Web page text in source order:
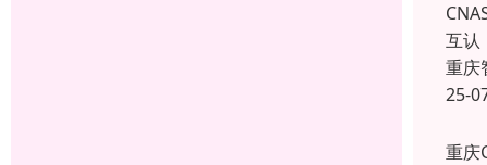
互认
重庆
25-
重庆